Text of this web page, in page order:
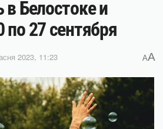
в Белостоке и
27 сентября
2023, 11:23 AA